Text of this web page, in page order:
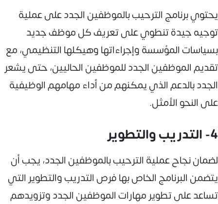
يحتوي برنامج الترحيب بالموظفين الجدد على عملية
توجيه جيدة تنطوي على تعريف كل موظف جديد
بسياسات المؤسسة وإجراءاتها وهيكلها التنظيمي، مع
تقديم الموظفين الجدد للموظفين الحاليين، حتى يشعر
الجدد بالدعم الذي يمكنهم من أداء مهامهم الوظيفية
على النحو الأمثل.
4- التدريب والتطوير
لضمان نجاح عملية الترحيب بالموظفين الجدد، يجب أن
يتضمن البرنامج الخاص بها فرص التدريب والتطوير التي
تساعد على تطوير مهارات الموظفين الجدد وتزويدهم